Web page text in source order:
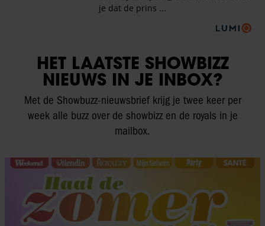
HET LAATSTE SHOWBIZZ
NIEUWS IN JE INBOX?
Met de Showbuzz-nieuwsbrief krijg je twee keer per
week alle buzz over de showbizz en de royals in je
mailbox.